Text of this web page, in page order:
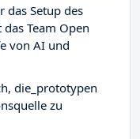
Setup des
Team Open
von AI und
die_prototypen
zu